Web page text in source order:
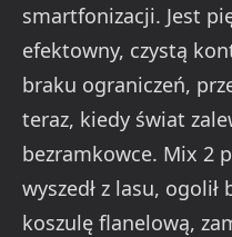
smartfonizacji. Jest
efektowny, czystą
braku ograniczeń,
teraz, kiedy świat
bezramkowce. Mix 2
wyszedł z lasu, ogolił
koszulę flanelową,